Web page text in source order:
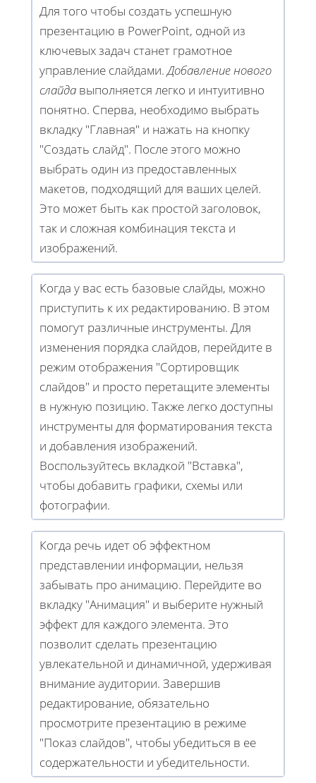
Для того чтобы создать успешную
презентацию в PowerPoint, одной из
ключевых задач станет грамотное
управление слайдами.Добавление нового
слайда выполняется легко и интуитивно
понятно. Сперва, необходимо выбрать
вкладку "Главная" и нажать на кнопку
"Создать слайд". После этого можно
выбрать один из предоставленных
макетов, подходящий для ваших целей.
Это может быть как простой заголовок,
так и сложная комбинация текста и
изображений.
Когда у вас есть базовые слайды, можно
приступить к их редактированию. В этом
помогут различные инструменты. Для
изменения порядка слайдов, перейдите в
режим отображения "Сортировщик
слайдов" и просто перетащите элементы
в нужную позицию. Также легко доступны
инструменты для форматирования текста
и добавления изображений.
Воспользуйтесь вкладкой "Вставка",
чтобы добавить графики, схемы или
фотографии.
Когда речь идет об эффектном
представлении информации, нельзя
забывать про анимацию. Перейдите во
вкладку "Анимация" и выберите нужный
эффект для каждого элемента. Это
позволит сделать презентацию
увлекательной и динамичной, удерживая
внимание аудитории. Завершив
редактирование, обязательно
просмотрите презентацию в режиме
"Показ слайдов", чтобы убедиться в ее
содержательности и убедительности.